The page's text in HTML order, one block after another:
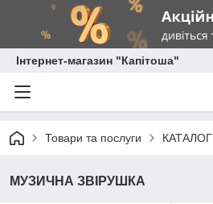
Інтернет-магазин "Капітоша"
Товари та послуги
МУЗИЧНА ЗВІРУШКА